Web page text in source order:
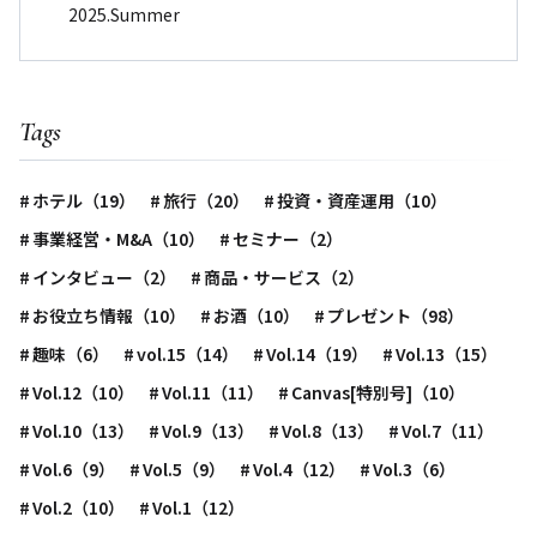
2025.Summer
Tags
ホテル（19） 旅行（20）
投資・資産運用（10）
事業経営・M&A（10）
セミナー（2）
インタビュー（2）
商品・サービス（2）
お役立ち情報（10）
お酒（10）
プレゼント（98）
趣味（6）
vol.15（14） Vol.14（19）
Vol.13（15）
Vol.12（10）
Vol.11（11）
Canvas[特別号]（10）
Vol.10（13）
Vol.9（13） Vol.8（13）
Vol.7（11）
Vol.6（9）
Vol.5（9） Vol.4（12）
Vol.3（6）
Vol.2（10）
Vol.1（12）